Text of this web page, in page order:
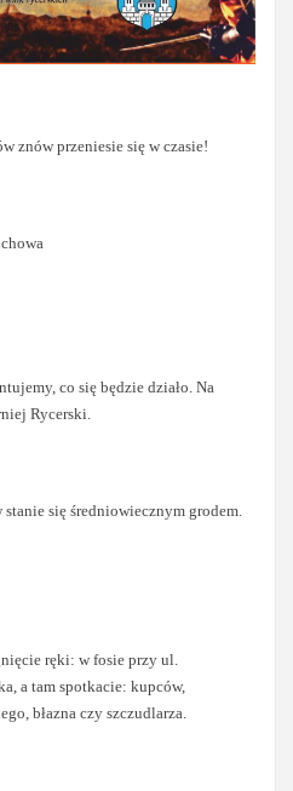
znów przeniesie się w czasie!
co się będzie działo. Na
Rycerski.
się średniowiecznym grodem.
ręki: w fosie przy ul.
a tam spotkacie: kupców,
błazna czy szczudlarza.